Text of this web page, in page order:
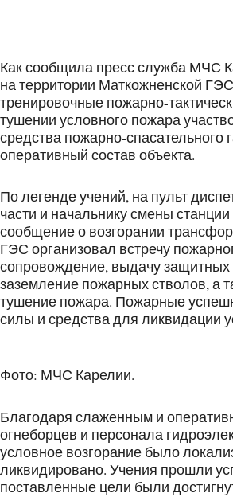
Как сообщила пресс служба МЧС
на территории Маткожненской
тренировочные пожарно-
тушении условного пожара
средства пожарно-спасательного
оперативный состав объекта.
По легенде учений, на пульт
части и начальнику смены
сообщение о возгорании
ГЭС организовал встречу
сопровождение, выдачу защитных
заземление пожарных стволов, а
тушение пожара. Пожарные
силы и средства для ликвидации
Фото: МЧС Карелии.
Благодаря слаженным и
огнеборцев и персонала
условное возгорание было
ликвидировано. Учения прошли
поставленные цели были